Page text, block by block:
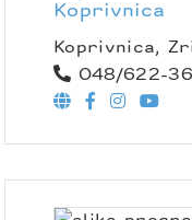
Koprivnica
Koprivnica,
048/622-